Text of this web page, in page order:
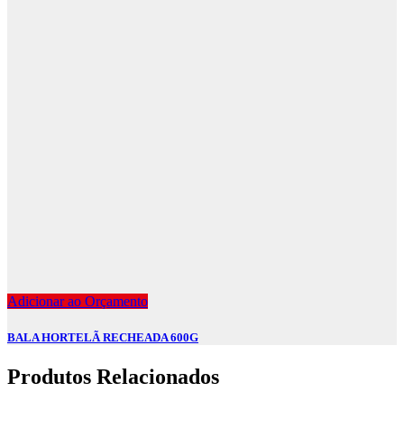
Adicionar ao Orçamento
BALA HORTELÃ RECHEADA 600G
Produtos Relacionados